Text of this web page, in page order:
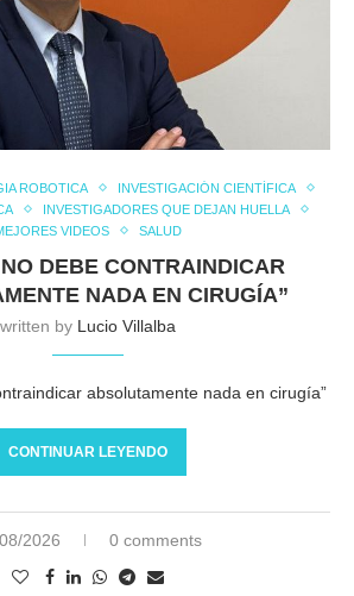
ROBOTICA
INVESTIGACIÓN CIENTÍFICA
INVESTIGADORES QUE DEJAN HUELLA
VIDEOS
SALUD
DEBE CONTRAINDICAR
NADA EN CIRUGÍA”
written by Lucio Villalba
absolutamente nada en cirugía”
CONTINUAR LEYENDO
2026 0 comments